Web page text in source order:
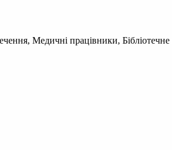
Медичні працівники,